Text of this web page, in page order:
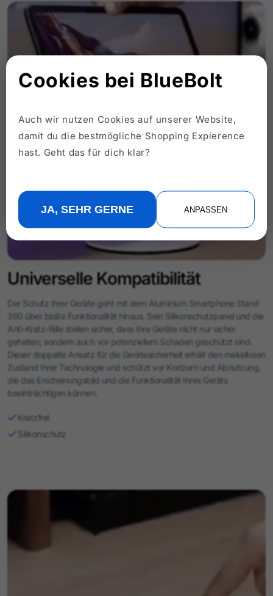
Universelle Kompatibilität
Der Schutz Ihrer Geräte geht mit dem Aluminium Smartphone Stand
360 über bloße Funktionalität hinaus. Sein Silikonschutzpanel und die
Anti-Kratz-Rille stellen sicher, dass Ihre Geräte nicht nur sicher
gehalten, sondern auch vor potenziellem Schaden geschützt sind.
Dieser doppelte Ansatz für die Gerätesicherheit erhält den makellosen
Zustand Ihrer Technologie und schützt vor Kratzern und Abnutzung,
die das Erscheinungsbild und die Funktionalität Ihres Geräts
beeinträchtigen können.
Kratzfrei
Silikonschutz
Cookies bei BlueBolt
Auch wir nutzen Cookies auf unserer Website,
damit du die bestmögliche Shopping Expierence
hast. Geht das für dich klar?
JA, SEHR GERNE ANPASSEN